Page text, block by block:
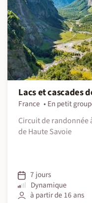
Lacs et cascades
France En petit
Circuit de randonnée
de Haute Savoie
7 jours
Dynamique
à partir de 16 ans